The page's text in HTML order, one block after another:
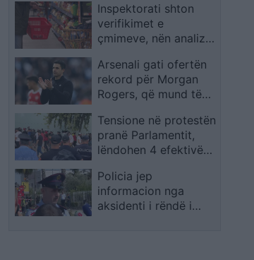
autostradën Tiranë-
Durrës, 7 në gjendje
të rëndë
Inspektorati shton
verifikimet e
çmimeve, nën analizë
artikuj të shportës së
konsumit
Arsenali gati ofertën
rekord për Morgan
Rogers, që mund të
Ligës Premier
Tensione në protestën
pranë Parlamentit,
lëndohen 4 efektivë
Policia jep
informacion nga
aksidenti i rëndë i